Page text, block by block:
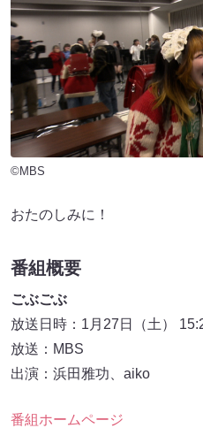
©MBS
おたのしみに！
番組概要
ごぶごぶ
放送日時：1月27日（土）
放送：MBS
出演：浜田雅功、aiko
番組ホームページ